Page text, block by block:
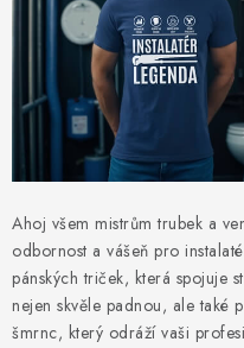
VLASTNÍ MOTIV
MIKINY
B2B
MÁM SRDCE POMÁHÁM
Ahoj všem mistrům trubek a
odbornost a vášeň pro
pánských triček, která spojuje
nejen skvěle padnou, ale také
šmrnc, který odráží vaši